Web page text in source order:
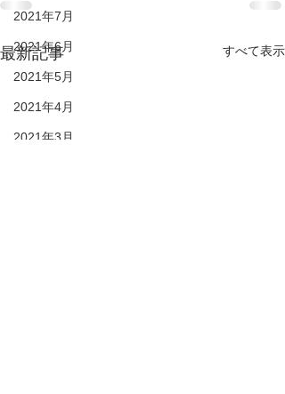
2021年7月
2021年6月
2021年5月
2021年4月
2021年3月
最新記事 すべて表示